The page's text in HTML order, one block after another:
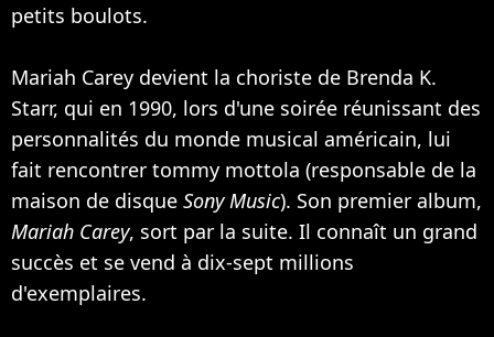
petits boulots.
Mariah Carey devient la choriste de Brenda K.
Starr, qui en 1990, lors d'une soirée réunissant des
personnalités du monde musical américain, lui
fait rencontrer tommy mottola (responsable de la
maison de disque Sony Music). Son premier album,
Mariah Carey, sort par la suite. Il connaît un grand
succès et se vend à dix-sept millions
d'exemplaires.